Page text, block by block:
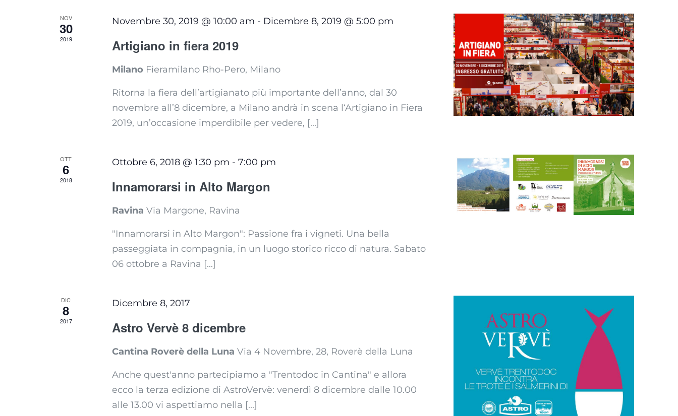
NOV
30
2019
Novembre 30, 2019 @ 10:00 am - Dicembre 8, 2019 @ 5:00 pm
Artigiano in fiera 2019
Milano Fieramilano Rho-Pero, Milano
Ritorna la fiera dell’artigianato più importante dell’anno, dal 30
novembre all’8 dicembre, a Milano andrà in scena l‘Artigiano in Fiera
2019, un’occasione imperdibile per vedere, [...]
OTT
6
2018
Ottobre 6, 2018 @ 1:30 pm -7:00 pm
Innamorarsi in Alto Margon
RavinaVia Margone, Ravina
"Innamorarsi in Alto Margon": Passione fra i vigneti. Una bella
passeggiata in compagnia, in un luogo storico ricco di natura. Sabato
06 ottobre a Ravina [...]
DIC
8
2017
Dicembre 8, 2017
Astro Vervè 8 dicembre
Cantina Roverè della LunaVia 4 Novembre, 28, Roverè della Luna
Anche quest'anno partecipiamo a "Trentodoc in Cantina" e allora
ecco la terza edizione di AstroVervè: venerdì 8 dicembre dalle 10.00
alle 13.00 vi aspettiamo nella [...]